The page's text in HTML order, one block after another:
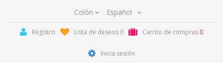
Registro Lista de deseos 0 Carrito de compras 0
Inicia sesión